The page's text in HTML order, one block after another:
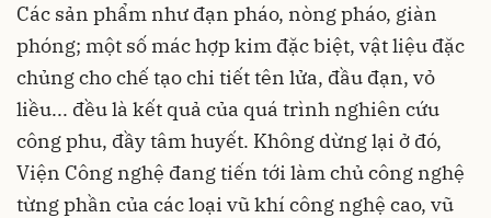
Các sản phẩm như đạn pháo, nòng pháo, giàn
phóng; một số mác hợp kim đặc biệt, vật liệu đặc
chủng cho chế tạo chi tiết tên lửa, đầu đạn, vỏ
liều... đều là kết quả của quá trình nghiên cứu
công phu, đầy tâm huyết. Không dừng lại ở đó,
Viện Công nghệ đang tiến tới làm chủ công nghệ
từng phần của các loại vũ khí công nghệ cao, vũ